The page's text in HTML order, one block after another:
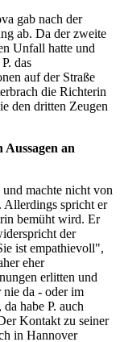
gab nach der
ab. Da der zweite
Unfall hatte und
das
auf der Straße
die Richterin
den dritten Zeugen
an
machte nicht von
Allerdings spricht er
bemüht wird. Er
der
ist empathievoll",
eher
erlitten und
nie da - oder im
habe P. auch
Kontakt zu seiner
in Hannover